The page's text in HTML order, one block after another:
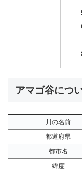
アマゴ谷につ
川の名前
都道府県
都市名
緯度